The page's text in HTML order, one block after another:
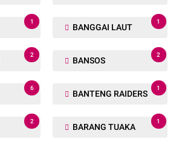
1
BANGGAI LAUT
1
2
BANSOS
2
6
BANTENG RAIDERS
1
2
BARANG TUAKA
1